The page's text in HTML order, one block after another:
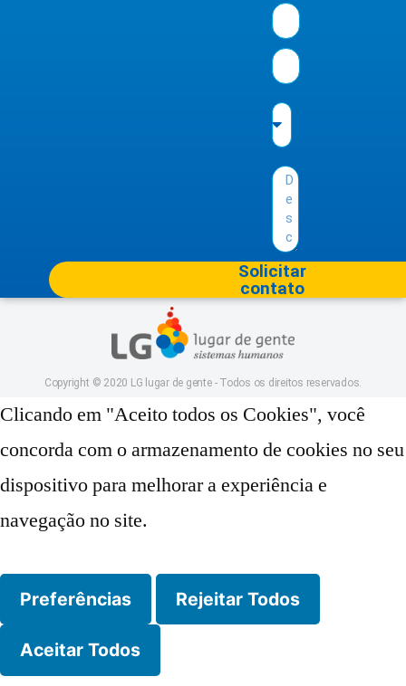
Solicitar
contato
Copyright © 2020 LG lugar de gente - Todos os direitos reservados.
Clicando em "Aceito todos os Cookies", você
concorda com o armazenamento de cookies no seu
dispositivo para melhorar a experiência e
navegação no site.
Preferências Rejeitar Todos
Aceitar Todos